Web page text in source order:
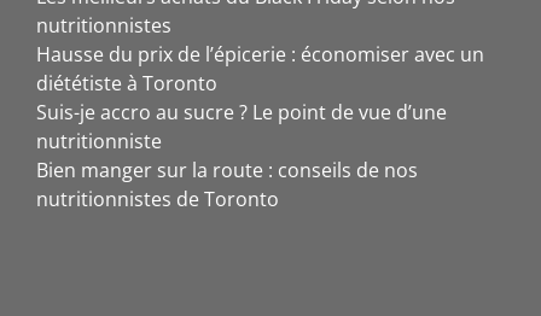
nutritionnistes
Hausse du prix de l’épicerie : économiser avec un
diététiste à Toronto
Suis-je accro au sucre ? Le point de vue d’une
nutritionniste
Bien manger sur la route : conseils de nos
nutritionnistes de Toronto